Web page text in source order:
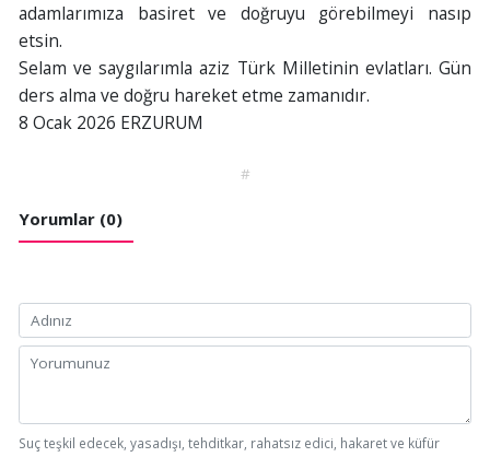
adamlarımıza basiret ve doğruyu görebilmeyi nasıp
etsin.
Selam ve saygılarımla aziz Türk Milletinin evlatları. Gün
ders alma ve doğru hareket etme zamanıdır.
8 Ocak 2026 ERZURUM
#
Yorumlar (0)
Suç teşkil edecek, yasadışı, tehditkar, rahatsız edici, hakaret ve küfür